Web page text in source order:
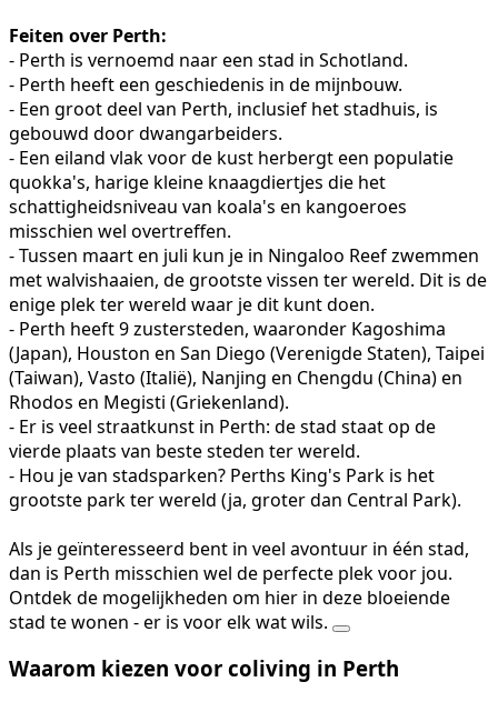
Feiten over Perth:
- Perth is vernoemd naar een stad in Schotland.
- Perth heeft een geschiedenis in de mijnbouw.
- Een groot deel van Perth, inclusief het stadhuis, is
gebouwd door dwangarbeiders.
- Een eiland vlak voor de kust herbergt een populatie
quokka's, harige kleine knaagdiertjes die het
schattigheidsniveau van koala's en kangoeroes
misschien wel overtreffen.
- Tussen maart en juli kun je in Ningaloo Reef zwemmen
met walvishaaien, de grootste vissen ter wereld. Dit is de
enige plek ter wereld waar je dit kunt doen.
- Perth heeft 9 zustersteden, waaronder Kagoshima
(Japan), Houston en San Diego (Verenigde Staten), Taipei
(Taiwan), Vasto (Italië), Nanjing en Chengdu (China) en
Rhodos en Megisti (Griekenland).
- Er is veel straatkunst in Perth: de stad staat op de
vierde plaats van beste steden ter wereld.
- Hou je van stadsparken? Perths King's Park is het
grootste park ter wereld (ja, groter dan Central Park).
Als je geïnteresseerd bent in veel avontuur in één stad,
dan is Perth misschien wel de perfecte plek voor jou.
Ontdek de mogelijkheden om hier in deze bloeiende
stad te wonen - er is voor elk wat wils.
Waarom kiezen voor coliving in Perth